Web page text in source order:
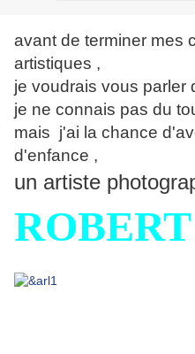
avant de terminer mes
artistiques ,
je voudrais vous parler
je ne connais pas du
mais j'ai la chance
d'enfance ,
un artiste